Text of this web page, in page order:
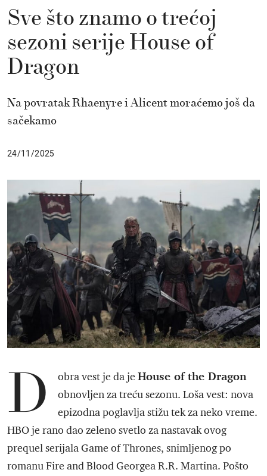
Sve što znamo o trećoj
sezoni serije House of
Dragon
Na povratak Rhaenyre i Alicent moraćemo još da
sačekamo
24/11/2025
D obra vest je da je House of the Dragon
obnovljen za treću sezonu. Loša vest: nova
epizodna poglavlja stižu tek za neko vreme.
HBO je rano dao zeleno svetlo za nastavak ovog
prequel serijala Game of Thrones, snimljenog po
romanu Fire and Blood Georgea R.R. Martina. Pošto